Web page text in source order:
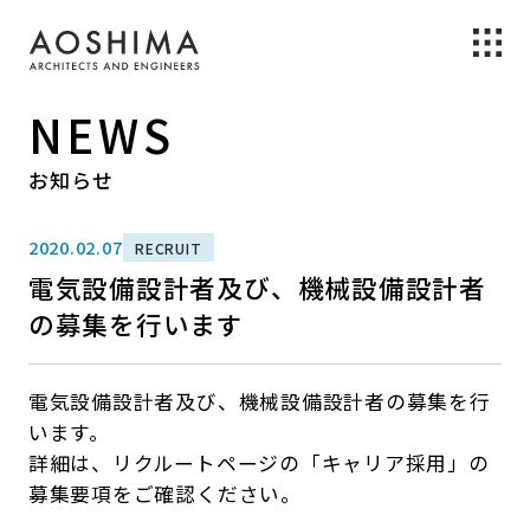
NEWS
お知らせ
2020.02.07 RECRUIT
電気設備設計者及び、機械設備設計者
の募集を行います
電気設備設計者及び、機械設備設計者の募集を行
います。
詳細は、リクルートページの「キャリア採用」の
募集要項をご確認ください。